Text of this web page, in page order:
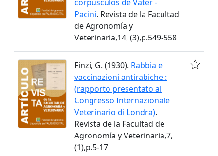
corpúsculos de Vater -
Pacini. Revista de la Facultad
de Agronomía y
Veterinaria,14, (3),p.549-558
Finzi, G. (1930). Rabbia e
vaccinazioni antirabiche :
(rapporto presentato al
Congresso Internazionale
Veterinario di Londra).
Revista de la Facultad de
Agronomía y Veterinaria,7,
(1),p.5-17